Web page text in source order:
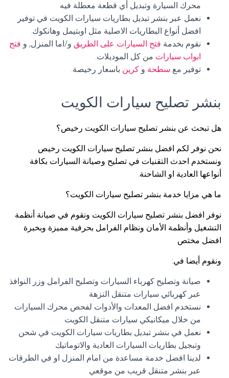
محرك السيارة وتبديل أي قطعة معطلة فيه
نعمل عبر بنشر تبديل بطاريات سيارات الكويت في توفير
افضل أنواع البطاريات الاصلية مثل اوبتيمل وهانكوك.
نقوم بخدمة فتح السيارات على الطريق و/اما المنزل, و فتح
ابواب سيارات من كل الموديلات.
توفير مع سطحة و كرين باسعار رخيصة.
بنشر تصليح سيارات الكويت
هل تبحث عن بنشر تصليح سيارات الكويت رخيص؟
نحن نوفر لكم افضل بنشر تصليح سيارات الكويت رخيص
ونستخدم احدث التقنيات في تصليح وصيانة السيارات بكافة
أنواعها العادية او الشاحنة.
ما هي مزايا خدمة بنشر تصليح سيارات الكويت؟
نوفر افضل بنشر تصليح سيارات الكويت ونقوم في صيانة أنظمة
التشغيل وأنظمة الأمان ونظام الفرامل بحرفية مميزة وبخبرة
افضل مختص
ونقوم أيضا في:
صيانة وتصليح كهرباء السيارات وتصليح الفرامل وزر النوافذ
عبر كهربائي سيارات متنقل النزهة
نستخدم افضل المعدات والأدوات لفحص محرك السيارات
من خلال ميكانيكي سيارات متنقل الكويت
نعمل في بنشر تبديل بطاريات سيارات الكويت في شحن
وتبجيل بطاريات السيارات العادية والاتوماتيك
لدينا افضل خدمة مساعدة من امام المنزل او في الطرقات
عبر بنشر متنقل قريب من موقعي